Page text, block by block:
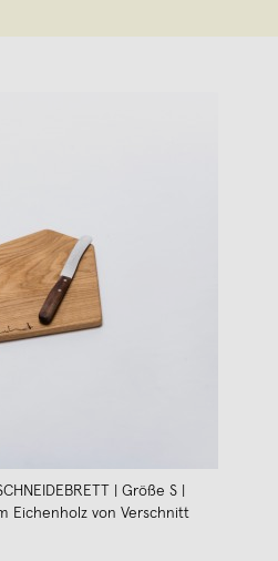
| Größe S |
Eichenholz von Verschnitt